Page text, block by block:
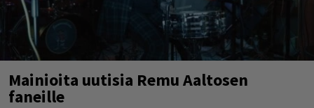
Mainioita uutisia Remu Aaltosen
faneille